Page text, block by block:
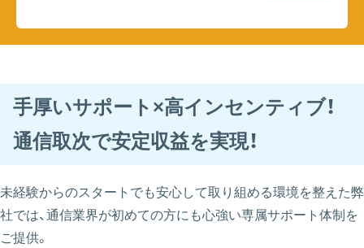
手厚いサポート×高インセンティブ！
通信取次で安定収益を実現！
未経験からのスタートでも安心して取り組める環境を整えた弊
社では、通信業界が初めての方にも心強い専属サポート体制を
ご提供。